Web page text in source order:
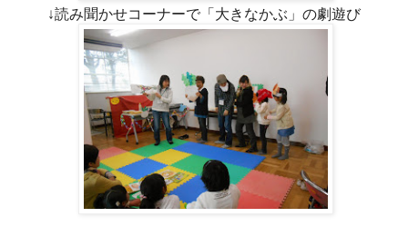
↓読み聞かせコーナーで「大きなかぶ」の劇遊び